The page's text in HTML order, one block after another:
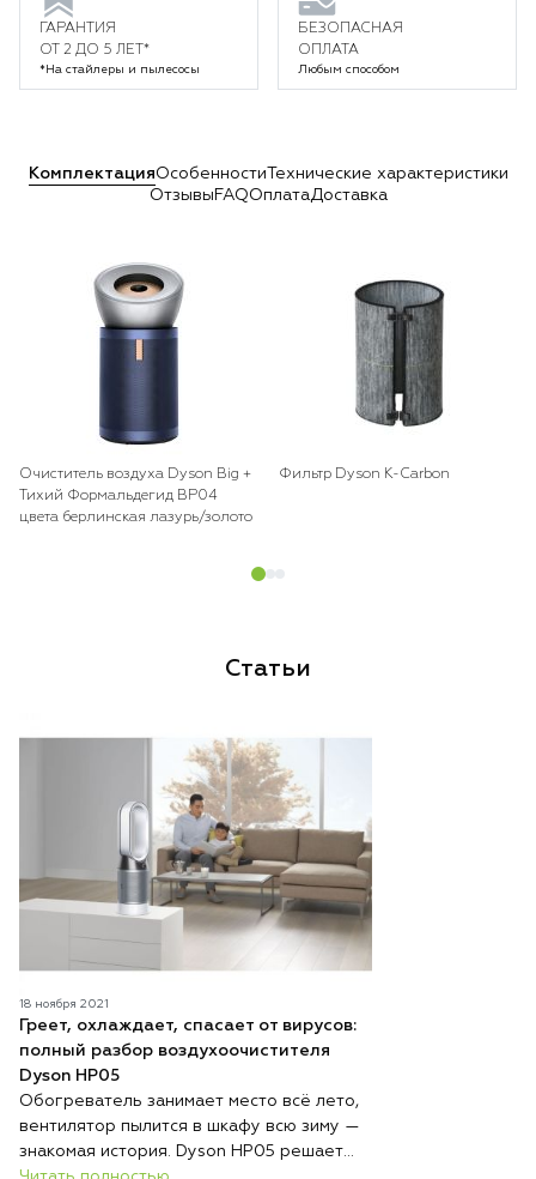
ГАРАНТИЯ
ОТ 2 ДО 5 ЛЕТ*
*На стайлеры и пылесосы
БЕЗОПАСНАЯ
ОПЛАТА
Любым способом
КомплектацияОсобенности Технические характеристики
Отзывы FAQОплатаДоставка
Очиститель воздуха Dyson Big +
Тихий Формальдегид BP04
цвета берлинская лазурь/золото
Фильтр Dyson K-Carbon
Статьи
18 ноября 2021
Греет, охлаждает, спасает от вирусов:
полный разбор воздухоочистителя
Dyson HP05
Обогреватель занимает место всё лето,
вентилятор пылится в шкафу всю зиму —
знакомая история. Dyson HP05 решает